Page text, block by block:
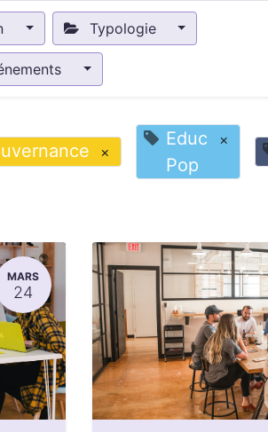
Typologie
×
Educ
Pop
×
MARS
24